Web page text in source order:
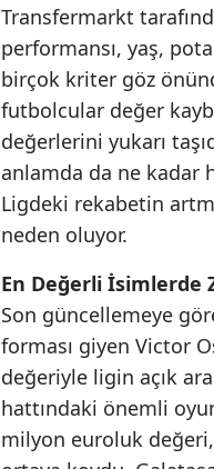
Transfermarkt
performansı, yaş,
birçok kriter göz
futbolcular değer
değerlerini yukarı
anlamda da ne kadar
Ligdeki rekabetin
neden oluyor.
En Değerli İsimlerde
Son güncellemeye
forması giyen Victor
değeriyle ligin açık
hattındaki önemli
milyon euroluk